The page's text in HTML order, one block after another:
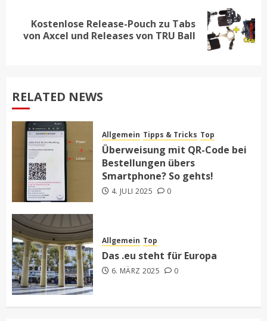
Next
post:
Kostenlose Release-Pouch zu Tabs
von Axcel und Releases von TRU Ball
RELATED NEWS
Allgemein Tipps & Tricks Top
Überweisung mit QR-Code bei
Bestellungen übers
Smartphone? So gehts!
4. JULI 2025 0
Allgemein Top
Das .eu steht für Europa
6. MÄRZ 2025 0